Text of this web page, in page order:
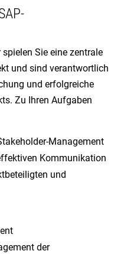
Sie eine zentrale
und sind verantwortlich
und erfolgreiche
Zu Ihren Aufgaben
Management
Kommunikation
und
der